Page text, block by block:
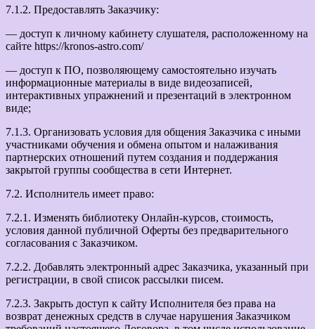
7.1.2. Предоставлять Заказчику:
— доступ к личному кабинету слушателя, расположенному на
сайте https://kronos-astro.com/
— доступ к ПО, позволяющему самостоятельно изучать
информационные материалы в виде видеозаписей,
интерактивных упражнений и презентаций в электронном
виде;
7.1.3. Организовать условия для общения Заказчика с иными
участниками обучения и обмена опытом и налаживания
партнерских отношений путем создания и поддержания
закрытой группы сообщества в сети Интернет.
7.2. Исполнитель имеет право:
7.2.1. Изменять библиотеку Онлайн-курсов, стоимость,
условия данной публичной Оферты без предварительного
согласования с Заказчиком.
7.2.2. Добавлять электронный адрес Заказчика, указанный при
регистрации, в свой список рассылки писем.
7.2.3. Закрыть доступ к сайту Исполнителя без права на
возврат денежных средств в случае нарушения Заказчиком